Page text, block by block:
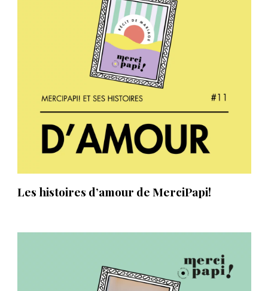
Les histoires d’amour de MerciPapi!